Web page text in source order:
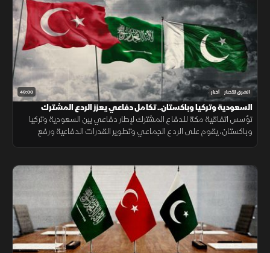
49:00 الشرق للأخبار أخبار
السعودية وتركيا وباكستان.. تكامل دفاعي يعزز الردع المشترك
تؤسس اتفاقية مكة للدفاع المشترك لإطار دفاعي بين السعودية وتركيا
وباكستان، يقوم على الردع الجماعي وتطوير القدرات الدفاعية ورفع